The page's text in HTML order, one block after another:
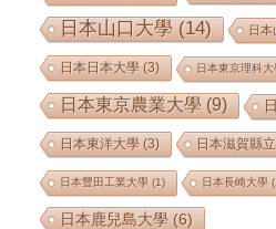
日本山口大學(14) 日本
日本日本大學 (3) 日本東京理科大
日本東京農業大學 (9)
日本東洋大學 (3) 日本滋賀縣
日本豐田工業大學 (1) 日本長崎大學
日本鹿兒島大學 (6)